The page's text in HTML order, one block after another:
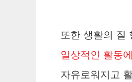
또한 생활의 질
일상적인 활동
자유로워지고